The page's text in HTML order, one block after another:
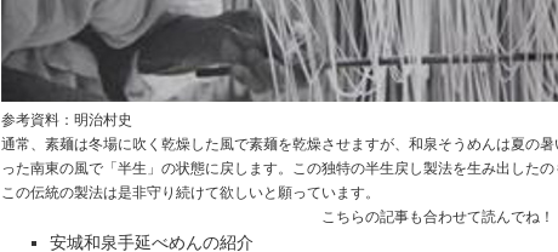
参考資料：明治村史
通常、素麺は冬場に吹く乾燥した風で素麺を乾燥させますが、和泉そうめんは夏の
った南東の風で「半生」の状態に戻します。この独特の半生戻し製法を生み出した
この伝統の製法は是非守り続けて欲しいと願っています。
こちらの記事も合わせて読んでね！
安城和泉手延べめんの紹介